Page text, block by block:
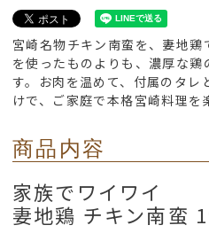
宮崎名物チキン南蛮を、妻地
を使ったものよりも、濃厚な鶏
す。お肉を温めて、付属のタレ
けで、ご家庭で本格宮崎料理を
商品内容
家族でワイワイ
妻地鶏 チキン南蛮